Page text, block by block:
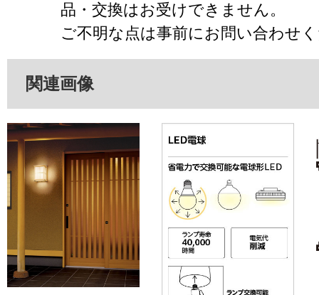
品・交換はお受けできません。
ご不明な点は事前にお問い合わせ
関連画像